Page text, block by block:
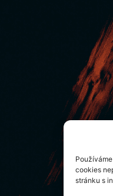
cookies
stránku s